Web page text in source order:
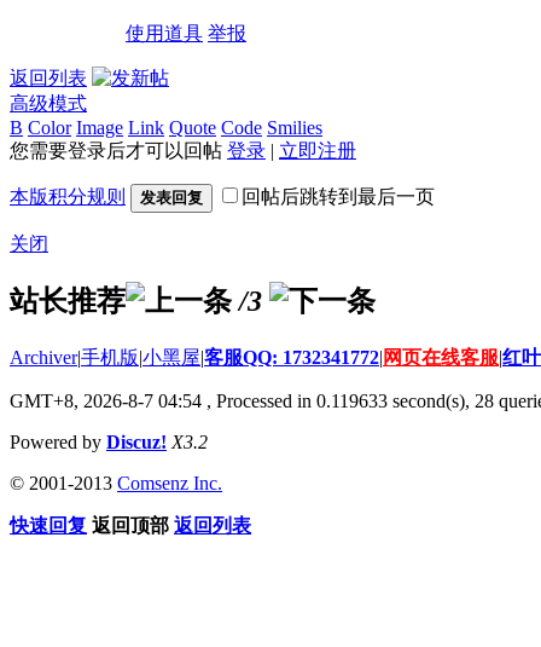
使用道具 举报
返回列表
高级模式
B Color Image Link Quote Code Smilies
您需要登录后才可以回帖 登录 | 立即注册
本版积分规则 发表回复 回帖后跳转到最后一页
关闭
站长推荐 /3
Archiver|手机版|小黑屋|客服QQ: 1732341772| 网页在线客服|红
GMT+8, 2026-8-7 04:54 , Processed in 0.119633 second(s), 28
Powered by Discuz! X3.2
© 2001-2013 Comsenz Inc.
快速回复 返回顶部 返回列表